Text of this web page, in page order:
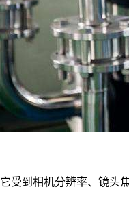
受到相机分辨率、镜头